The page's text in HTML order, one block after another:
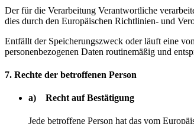
Der für die Verarbeitung Verantwortliche
dies durch den Europäischen Richtlinien- und
Entfällt der Speicherungszweck oder läuft eine
personenbezogenen Daten routinemäßig und
7. Rechte der betroffenen Person
a) Recht auf Bestätigung
Jede betroffene Person hat das vom